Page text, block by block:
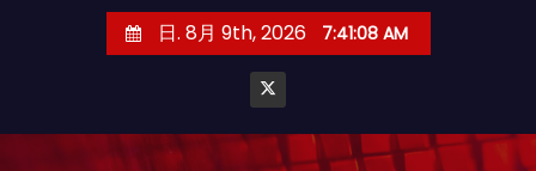
日. 8月 9th, 2026 7:41:09 AM